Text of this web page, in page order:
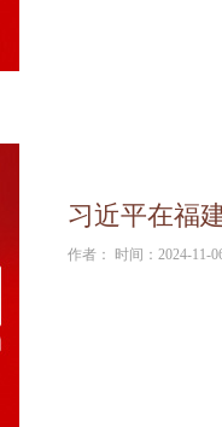
习近平在福
作者： 时间：2024-11-